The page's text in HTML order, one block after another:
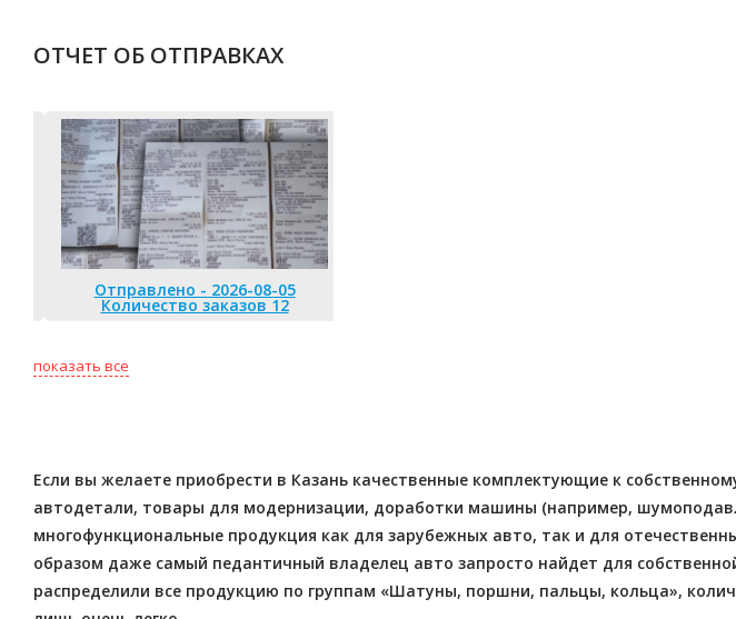
ОТЧЕТ ОБ ОТПРАВКАХ
Отправлено - 2026-08-05
Количество заказов 12
показать все
Если вы желаете приобрести в Казань качественные комплектующие к
автодетали, товары для модернизации, доработки машины (например,
многофункциональные продукция как для зарубежных авто, так и для
образом даже самый педантичный владелец авто запросто найдет для
распределили все продукцию по группам «Шатуны, поршни, пальцы, кольца»,